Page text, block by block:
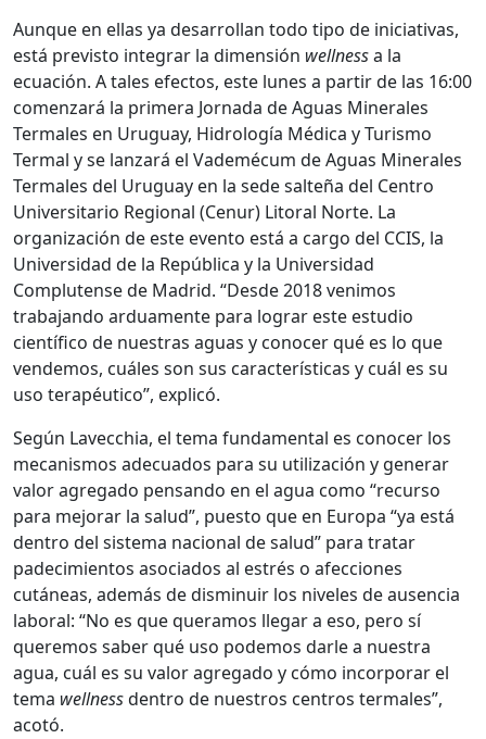
Aunque en ellas ya desarrollan todo tipo de iniciativas,
está previsto integrar la dimensión wellnessa la
ecuación. A tales efectos, este lunes a partir de las 16:00
comenzará la primera Jornada de Aguas Minerales
Termales en Uruguay, Hidrología Médica y Turismo
Termal y se lanzará el Vademécum de Aguas Minerales
Termales del Uruguay en la sede salteña del Centro
Universitario Regional (Cenur) Litoral Norte. La
organización de este evento está a cargo del CCIS, la
Universidad de la República y la Universidad
Complutense de Madrid. “Desde 2018 venimos
trabajando arduamente para lograr este estudio
científico de nuestras aguas y conocer qué es lo que
vendemos, cuáles son sus características y cuál es su
uso terapéutico”, explicó.
Según Lavecchia, el tema fundamental es conocer los
mecanismos adecuados para su utilización y generar
valor agregado pensando en el agua como “recurso
para mejorar la salud”, puesto que en Europa “ya está
dentro del sistema nacional de salud” para tratar
padecimientos asociados al estrés o afecciones
cutáneas, además de disminuir los niveles de ausencia
laboral: “No es que queramos llegar a eso, pero sí
queremos saber qué uso podemos darle a nuestra
agua, cuál es su valor agregado y cómo incorporar el
tema wellnessdentro de nuestros centros termales”,
acotó.